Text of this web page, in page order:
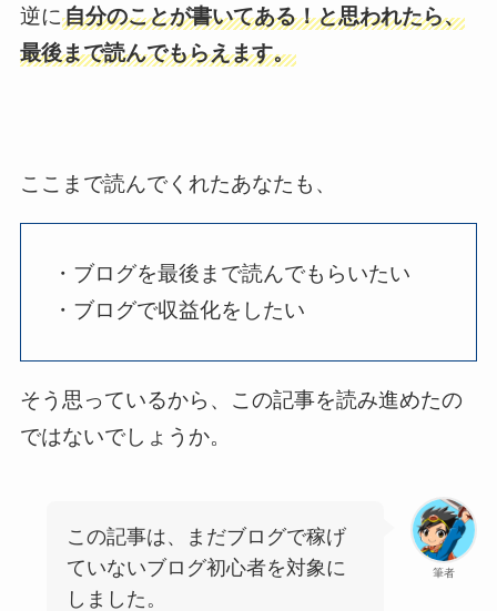
逆に自分のことが書いてある！と思われたら、
最後まで読んでもらえます。
ここまで読んでくれたあなたも、
・ブログを最後まで読んでもらいたい
・ブログで収益化をしたい
そう思っているから、この記事を読み進めたの
ではないでしょうか。
筆者
この記事は、まだブログで稼げ
ていないブログ初心者を対象に
しました。